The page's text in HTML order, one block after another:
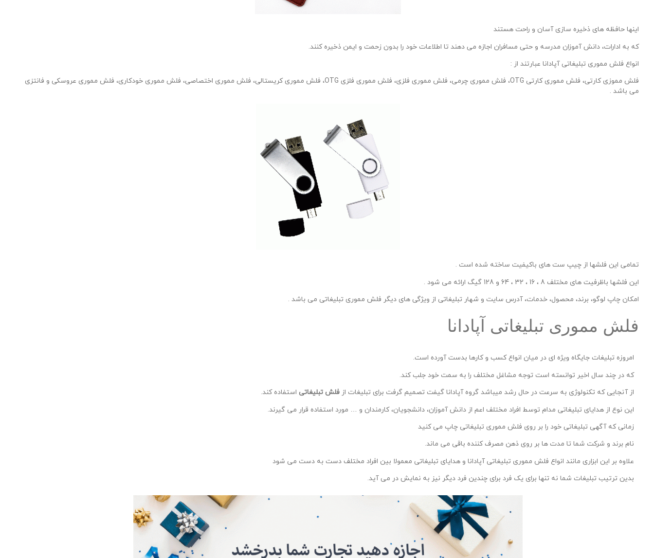
اینها حافظه های ذخیره سازی آسان و راحت هستند
که به ادارات، دانش آموزان مدرسه و حتی مسافران اجازه می دهند تا اطلاعات خود را بدون زحمت و ایمن ذخیره کنند.
انواع فلش مموری تبلیغاتی آپادانا عبارتند از :
فلش مموزی کارتی، فلش مموری کارتی OTG، فلش مموری چرمی، فلش مموری فلزی، فلش مموری فلزی OTG، فلش مموری کریستالی، فلش مموری اختصاصی، فلش مموری خودکاری، فلش مموری عروسکی و فانتزی
می باشد .
تمامی این فلشها از چیپ ست های باکیفیت ساخته شده است .
این فلشها باظرفیت های مختلف 8 ، 16 ، 32 ، 64 و 128 گیگ ارائه می شود .
امکان چاپ لوگو، برند، محصول، خدمات، آدرس سایت و شهار تبلیغاتی از ویژگی های دیگر فلش مموری تبلیغاتی می باشد .
فلش مموری تبلیغاتی آپادانا
امروزه تبلیغات جایگاه ویژه ای در میان انواع کسب و کارها بدست آورده است.
که در چند سال اخیر توانسته است توجه مشاغل مختلف را به سمت خود جلب کند.
از آنجایی که تکنولوژی به سرعت در حال رشد میباشد گروه آپادانا گیفت تصمیم گرفت برای تبلیغات ازفلش تبلیغاتی استفاده کند.
این نوع از هدایای تبلیغاتی مدام توسط افراد مختلف اعم از دانش آموزان، دانشجویان، کارمندان و … مورد استفاده قرار می گیرند.
زمانی که آگهی تبلیغاتی خود را بر روی فلش مموری تبلیغاتی چاپ می کنید
نام برند و شرکت شما تا مدت ها بر روی ذهن مصرف کننده باقی می ماند.
علاوه بر این ابزاری مانند انواع فلش مموری تبلیغاتی آپادانا و هدایای تبلیغاتی معمولا بین افراد مختلف دست به دست می شود
بدین ترتیب تبلیغات شما نه تنها برای یک فرد برای چندین فرد دیگر نیز به نمایش در می آید.